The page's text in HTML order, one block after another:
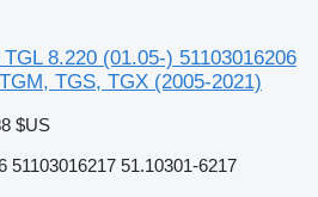
8.220 (01.05-) 51103016206
TGS, TGX (2005-2021)
$US
51103016217 51.10301-6217